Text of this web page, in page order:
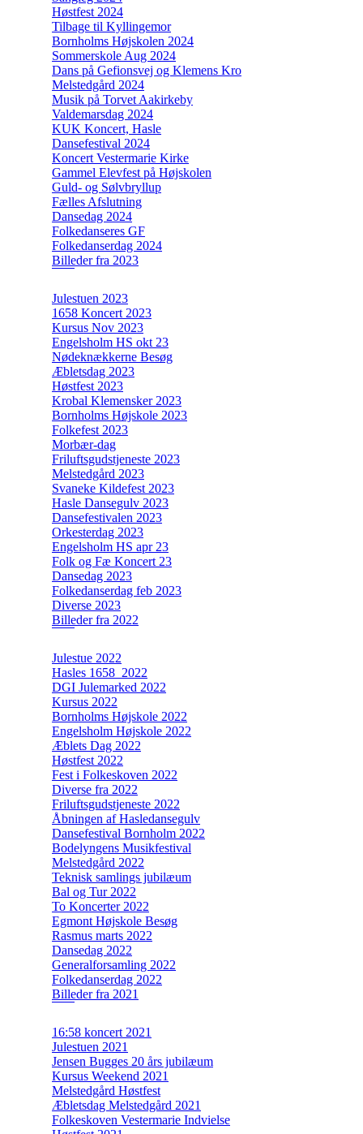
Høstfest 2024
Tilbage til Kyllingemor
Bornholms Højskolen 2024
Sommerskole Aug 2024
Dans på Gefionsvej og Klemens Kro
Melstedgård 2024
Musik på Torvet Aakirkeby
Valdemarsdag 2024
KUK Koncert, Hasle
Dansefestival 2024
Koncert Vestermarie Kirke
Gammel Elevfest på Højskolen
Guld- og Sølvbryllup
Fælles Afslutning
Dansedag 2024
Folkedanseres GF
Folkedanserdag 2024
Billeder fra 2023
Julestuen 2023
1658 Koncert 2023
Kursus Nov 2023
Engelsholm HS okt 23
Nødeknækkerne Besøg
Æbletsdag 2023
Høstfest 2023
Krobal Klemensker 2023
Bornholms Højskole 2023
Folkefest 2023
Morbær-dag
Friluftsgudstjeneste 2023
Melstedgård 2023
Svaneke Kildefest 2023
Hasle Dansegulv 2023
Dansefestivalen 2023
Orkesterdag 2023
Engelsholm HS apr 23
Folk og Fæ Koncert 23
Dansedag 2023
Folkedanserdag feb 2023
Diverse 2023
Billeder fra 2022
Julestue 2022
Hasles 1658_2022
DGI Julemarked 2022
Kursus 2022
Bornholms Højskole 2022
Engelsholm Højskole 2022
Æblets Dag 2022
Høstfest 2022
Fest i Folkeskoven 2022
Diverse fra 2022
Friluftsgudstjeneste 2022
Åbningen af Hasledansegulv
Dansefestival Bornholm 2022
Bodelyngens Musikfestival
Melstedgård 2022
Teknisk samlings jubilæum
Bal og Tur 2022
To Koncerter 2022
Egmont Højskole Besøg
Rasmus marts 2022
Dansedag 2022
Generalforsamling 2022
Folkedanserdag 2022
Billeder fra 2021
16:58 koncert 2021
Julestuen 2021
Jensen Bugges 20 års jubilæum
Kursus Weekend 2021
Melstedgård Høstfest
Æbletsdag Melstedgård 2021
Folkeskoven Vestermarie Indvielse